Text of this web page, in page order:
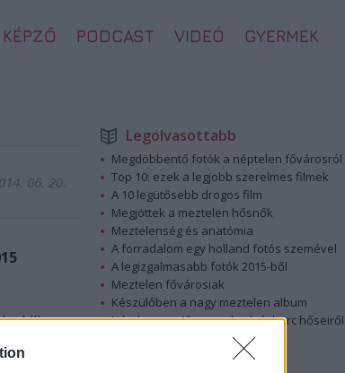
KÉPZŐ PODCAST VIDEÓ GYERMEK
06. 20.
Legolvasottabb
Megdöbbentő fotók a néptelen fővárosról
Top 10: ezek a legjobb szerelmes filmek
A 10 legütősebb drogos film
Megjöttek a meztelen hősnők
Meztelenség és anatómia
A forradalom egy holland fotós szemével
A legizgalmasabb fotók 2015-ből
Meztelen fővárosiak
Készülőben a nagy meztelen album
Nézd meg a 48-as szabadságharc hőseiről